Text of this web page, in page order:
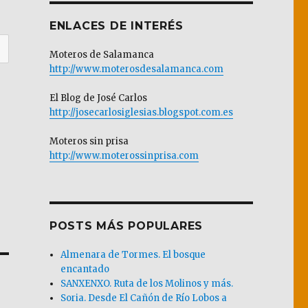
ENLACES DE INTERÉS
Moteros de Salamanca
http://www.moterosdesalamanca.com
El Blog de José Carlos
http://josecarlosiglesias.blogspot.com.es
Moteros sin prisa
http://www.moterossinprisa.com
POSTS MÁS POPULARES
Almenara de Tormes. El bosque
encantado
SANXENXO. Ruta de los Molinos y más.
Soria. Desde El Cañón de Río Lobos a